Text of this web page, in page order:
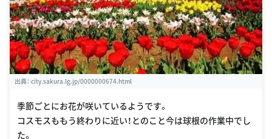
出典： city.sakura.lg.jp/0000000674.html
季節ごとにお花が咲いているようです。
コスモスももう終わりに近い！とのこと今は球根の作業中でし
た。